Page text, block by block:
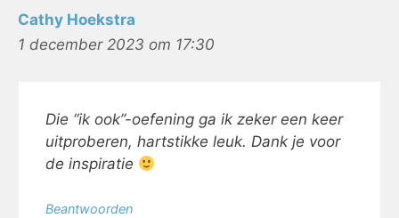
Cathy Hoekstra
1 december 2023 om 17:30
Die “ik ook”-oefening ga ik zeker een keer
uitproberen, hartstikke leuk. Dank je voor
de inspiratie
Beantwoorden